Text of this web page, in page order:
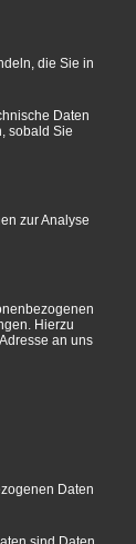
die Sie in
Daten
sobald Sie
zur Analyse
Hierzu
an uns
Daten